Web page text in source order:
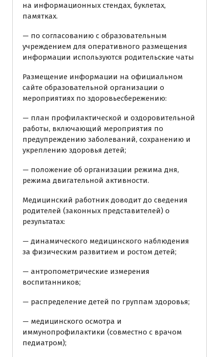
на информационных стендах, буклетах,
памятках.
— по согласованию с образовательным
учреждением для оперативного размещения
информации используются родительские чаты
Размещение информации на официальном
сайте образовательной организации о
мероприятиях по здоровьесбережению:
— план профилактической и оздоровительной
работы, включающий мероприятия по
предупреждению заболеваний, сохранению и
укреплению здоровья детей;
— положение об организации режима дня,
режима двигательной активности.
Медицинский работник доводит до сведения
родителей (законных представителей) о
результатах:
— динамического медицинского наблюдения
за физическим развитием и ростом детей;
— антропометрические измерения
воспитанников;
— распределение детей по группам здоровья;
— медицинского осмотра и
иммунопрофилактики (совместно с врачом
педиатром);